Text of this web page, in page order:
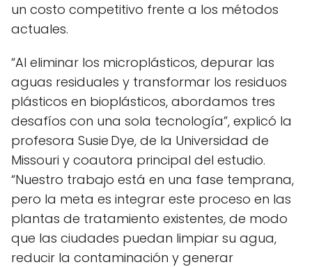
un costo competitivo frente a los métodos
actuales.
“Al eliminar los microplásticos, depurar las
aguas residuales y transformar los residuos
plásticos en bioplásticos, abordamos tres
desafíos con una sola tecnología”, explicó la
profesora Susie Dye, de la Universidad de
Missouri y coautora principal del estudio.
“Nuestro trabajo está en una fase temprana,
pero la meta es integrar este proceso en las
plantas de tratamiento existentes, de modo
que las ciudades puedan limpiar su agua,
reducir la contaminación y generar